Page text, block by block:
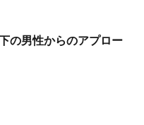
の男性からのアプロー